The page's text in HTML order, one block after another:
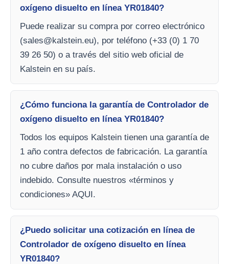
oxígeno disuelto en línea YR01840?
Puede realizar su compra por correo electrónico
(sales@kalstein.eu), por teléfono (+33 (0) 1 70
39 26 50) o a través del sitio web oficial de
Kalstein en su país.
¿Cómo funciona la garantía de Controlador de
oxígeno disuelto en línea YR01840?
Todos los equipos Kalstein tienen una garantía de
1 año contra defectos de fabricación. La garantía
no cubre daños por mala instalación o uso
indebido. Consulte nuestros «términos y
condiciones» AQUI.
¿Puedo solicitar una cotización en línea de
Controlador de oxígeno disuelto en línea
YR01840?